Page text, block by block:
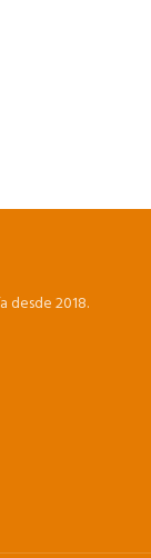
desde 2018.